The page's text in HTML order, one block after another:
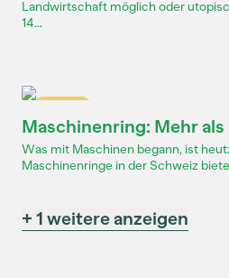
Landwirtschaft möglich oder
14...
Maschinenring: Mehr
Was mit Maschinen begann, ist
Maschinenringe in der Schweiz
+ 1 weitere anzeigen